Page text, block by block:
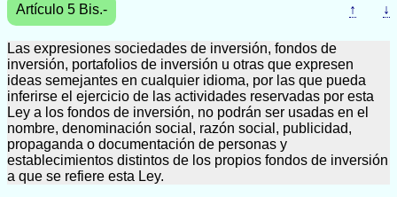
Artículo 5 Bis.- ↑ ↓
Las expresiones sociedades de inversión, fondos de
inversión, portafolios de inversión u otras que expresen
ideas semejantes en cualquier idioma, por las que pueda
inferirse el ejercicio de las actividades reservadas por esta
Ley a los fondos de inversión, no podrán ser usadas en el
nombre, denominación social, razón social, publicidad,
propaganda o documentación de personas y
establecimientos distintos de los propios fondos de inversión
a que se refiere esta Ley.